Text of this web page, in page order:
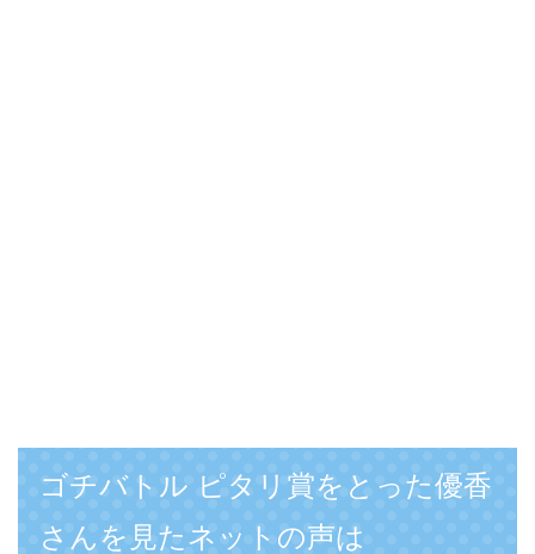
ゴチバトル ピタリ賞をとった優香
さんを見たネットの声は